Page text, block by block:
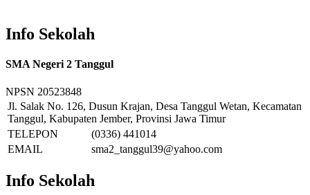
Info Sekolah
SMA Negeri 2 Tanggul
NPSN 20523848
Jl. Salak No. 126, Dusun Krajan, Desa Tanggul Wetan, Kecamatan
Tanggul, Kabupaten Jember, Provinsi Jawa Timur
TELEPON
(0336) 441014
EMAIL
sma2_tanggul39@yahoo.com
Info Sekolah